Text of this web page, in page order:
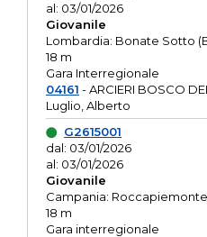
al: 03/01/2026
Giovanile
Lombardia: Bonate Sotto
18 m
Gara Interregionale
04161 - ARCIERI BOSCO
Luglio, Alberto
G2615001
dal: 03/01/2026
al: 03/01/2026
Giovanile
Campania: Roccapiemonte
18 m
Gara interregionale